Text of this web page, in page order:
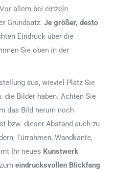
allem bei einzeln
Grundsatz: Je größer, desto
Eindruck über die
Sie oben in der
aus, wieviel Platz Sie
die Bilder haben. Achten Sie
das Bild herum noch
bzw. dieser Abstand auch zu
Türrahmen, Wandkante,
Ihr neues Kunstwerk
eindrucksvollen Blickfang